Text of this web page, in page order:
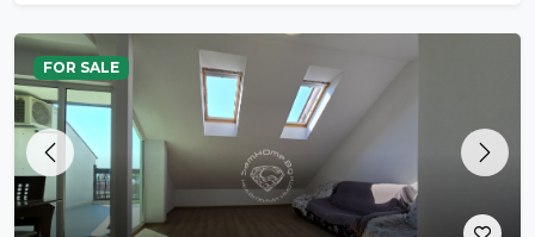
Previous Next
FOR SALE